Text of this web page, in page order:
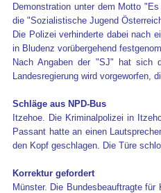
Demonstration unter dem Motto
die "Sozialistische Jugend
Die Polizei verhinderte dabei nach
in Bludenz vorübergehend
Nach Angaben der "SJ" hat sich
Landesregierung wird vorgeworfen,
Schläge aus NPD-Bus
Itzehoe. Die Kriminalpolizei in
Passant hatte an einen
den Kopf geschlagen. Die Türe
Korrektur gefordert
Münster. Die Bundesbeauftragte